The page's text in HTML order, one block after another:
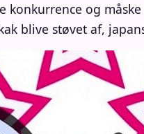
konkurrence og
blive støvet af,